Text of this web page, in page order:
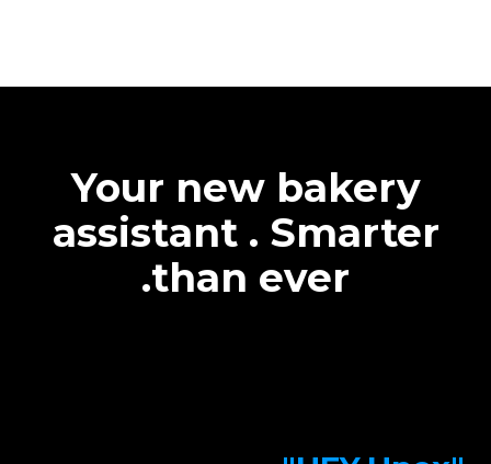
Your new bakery
assistant . Smarter
than ever.